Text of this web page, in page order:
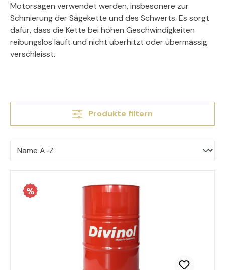
Motorsägen verwendet werden, insbesonere zur
Schmierung der Sägekette und des Schwerts. Es sorgt
dafür, dass die Kette bei hohen Geschwindigkeiten
reibungslos läuft und nicht überhitzt oder übermässig
verschleisst.
Produkte filtern
%